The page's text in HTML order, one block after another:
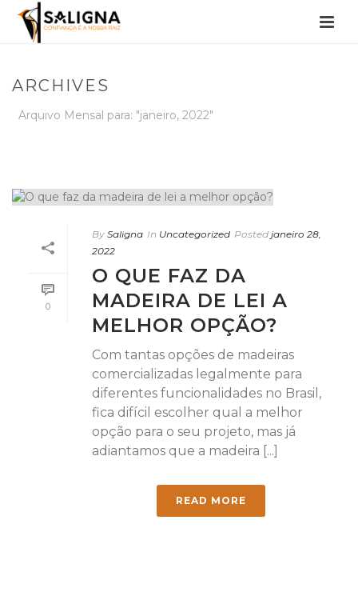
ARCHIVES
Arquivo Mensal para: "janeiro, 2022"
0
By Saligna In Uncategorized Posted janeiro 28,
2022
O QUE FAZ DA
MADEIRA DE LEI A
MELHOR OPÇÃO?
Com tantas opções de madeiras
comercializadas legalmente para
diferentes funcionalidades no Brasil,
fica difícil escolher qual a melhor
opção para o seu projeto, mas já
adiantamos que a madeira [...]
READ MORE